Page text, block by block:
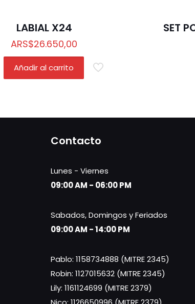
LABIAL X24
ARS$26.650,00
Añadir al carrito
SET
Contacto
Lunes - Viernes
09:00 AM - 06:00 PM
Sabados, Domingos y Feriados
09:00 AM - 14:00 PM
Pablo: 1158734888 (MITRE 2345)
Robin: 1127015632 (MITRE 2345)
Lily: 1161124699 (MITRE 2379)